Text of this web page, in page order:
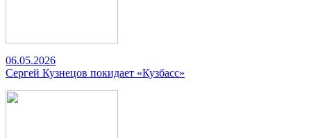
06.05.2026
Сергей Кузнецов покидает «Кузбасс»